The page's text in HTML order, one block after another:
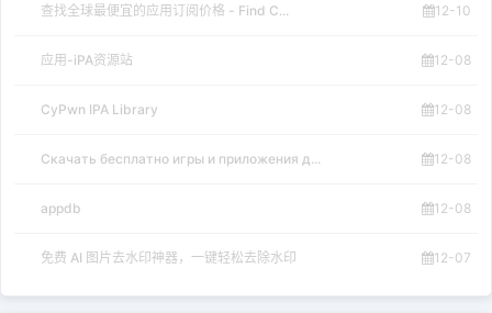
查找全球最便宜的应用订阅价格 - Find C... 12-10
应用-iPA资源站 12-08
CyPwn IPA Library 12-08
Скачать бесплатно игры и приложения д... 12-08
appdb 12-08
免费 AI 图片去水印神器，一键轻松去除水印 12-07